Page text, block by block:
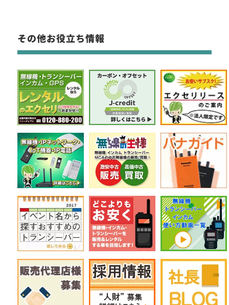
その他お役立ち情報